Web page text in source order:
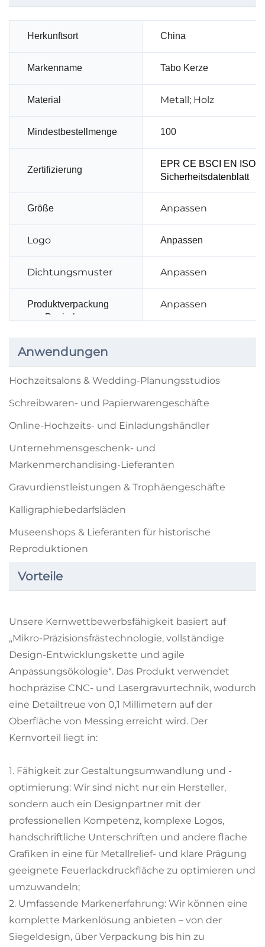
Herkunftsort China
Markenname Tabo Kerze
Material Metall; Holz
Mindestbestellmenge 100
Zertifizierung
EPR CE BSCI EN ISO
Sicherheitsdatenblatt
Größe Anpassen
Logo Anpassen
Dichtungsmuster Anpassen
Produktverpackung
aus Papierbox
Anpassen
Anwendungen
Hochzeitsalons & Wedding-Planungsstudios
Schreibwaren- und Papierwarengeschäfte
Online-Hochzeits- und Einladungshändler
Unternehmensgeschenk- und
Markenmerchandising-Lieferanten
Gravurdienstleistungen & Trophäengeschäfte
Kalligraphiebedarfsläden
Museenshops & Lieferanten für historische
Reproduktionen
Vorteile
Unsere Kernwettbewerbsfähigkeit basiert auf
„Mikro-Präzisionsfrästechnologie, vollständige
Design-Entwicklungskette und agile
Anpassungsökologie“. Das Produkt verwendet
hochpräzise CNC- und Lasergravurtechnik, wodurch
eine Detailtreue von 0,1 Millimetern auf der
Oberfläche von Messing erreicht wird. Der
Kernvorteil liegt in:
1. Fähigkeit zur Gestaltungsumwandlung und -
optimierung: Wir sind nicht nur ein Hersteller,
sondern auch ein Designpartner mit der
professionellen Kompetenz, komplexe Logos,
handschriftliche Unterschriften und andere flache
Grafiken in eine für Metallrelief- und klare Prägung
geeignete Feuerlackdruckfläche zu optimieren und
umzuwandeln;
2. Umfassende Markenerfahrung: Wir können eine
komplette Markenlösung anbieten – von der
Siegeldesign, über Verpackung bis hin zu